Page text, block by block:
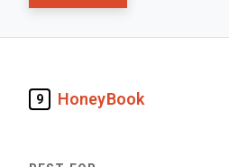
9 HoneyBook